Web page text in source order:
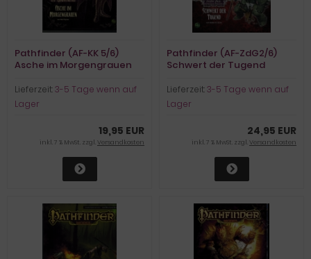
Pathfinder (AF-KK 5/6)
Asche im Morgengrauen
Lieferzeit:3-5 Tage wenn auf
Lager
19,95 EUR
inkl. 7 % MwSt. zzgl.Versandkosten
Pathfinder (AF-ZdG2/6)
Schwert der Tugend
Lieferzeit:3-5 Tage wenn auf
Lager
24,95 EUR
inkl. 7 % MwSt. zzgl.Versandkosten